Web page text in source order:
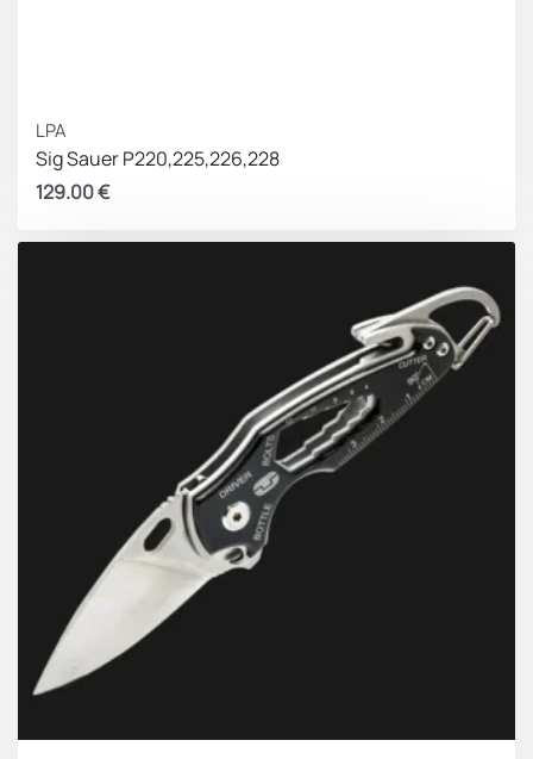
LPA
Sig Sauer P220,225,226,228
129.00€